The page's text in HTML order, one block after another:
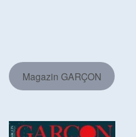
Magazin GARÇON